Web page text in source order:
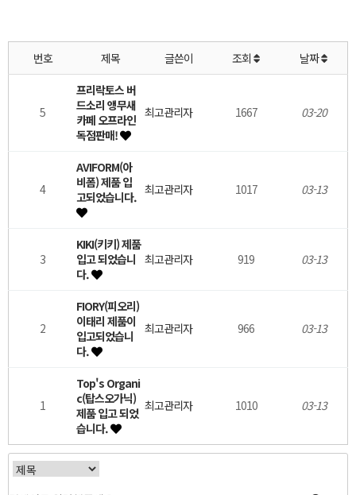
번호 제목 글쓴이 조회 날짜
5
프리락토스 버
드소리 앵무새
카페 오프라인
독점판매!
최고관리자 1667 03-20
4
AVIFORM(아
비폼) 제품 입
고되었습니다. 최고관리자 1017 03-13
3
KIKI(키키) 제품
입고 되었습니
다.
최고관리자 919 03-13
2
FIORY(피오리)
이태리 제품이
입고되었습니
다.
최고관리자 966 03-13
1
Top's Organi
c(탑스오가닉)
제품 입고 되었
습니다.
최고관리자 1010 03-13